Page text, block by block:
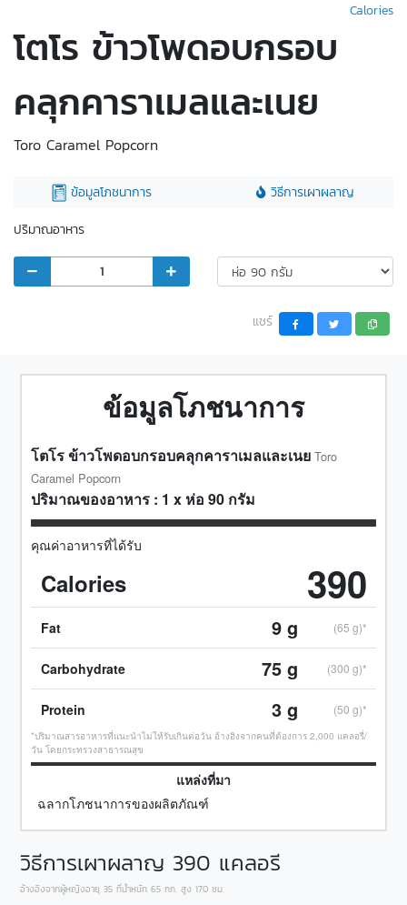
Calories
โตโร ข้าวโพดอบกรอบ
คลุกคาราเมลและเนย
Toro Caramel Popcorn
ข้อมูลโภชนาการ
วิธีการเผาผลาญ
ปริมาณอาหาร
แชร์
วิธีการเผาผลาญ 390 แคลอรี
อ้างอิงจากผู้หญิงอายุ 35 ที่น้ำหนัก 65 กก. สูง 170 ซม.
ข้อมูลโภชนาการ
โตโร ข้าวโพดอบกรอบคลุกคาราเมลและเนย Toro
Caramel Popcorn
ปริมาณของอาหาร : 1 x ห่อ 90 กรัม
คุณค่าอาหารที่ได้รับ
Calories 390
Fat 9g (65 g)*
Carbohydrate 75g (300 g)*
Protein 3g (50 g)*
*ปริมาณสารอาหารที่แนะนำไม่ให้รับเกินต่อวัน อ้างอิงจากคนที่ต้องการ 2,000 แคลอรี่/
วัน โดยกระทรวงสาธารณสุข
แหล่งที่มา
ฉลากโภชนาการของผลิตภัณฑ์